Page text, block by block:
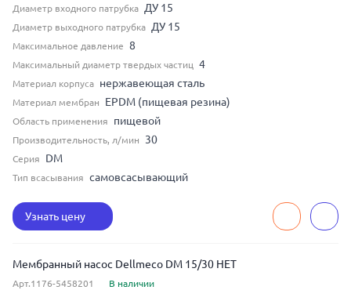
Диаметр входного патрубка ДУ 15
Диаметр выходного патрубка ДУ 15
Максимальное давление 8
Максимальный диаметр твердых частиц 4
Материал корпуса нержавеющая сталь
Материал мембран EPDM (пищевая резина)
Область применения пищевой
Производительность, л/мин 30
Серия DM
Тип всасывания самовсасывающий
Узнать цену
Мембранный насос Dellmeco DM 15/30 HET
Арт.1176-5458201 В наличии